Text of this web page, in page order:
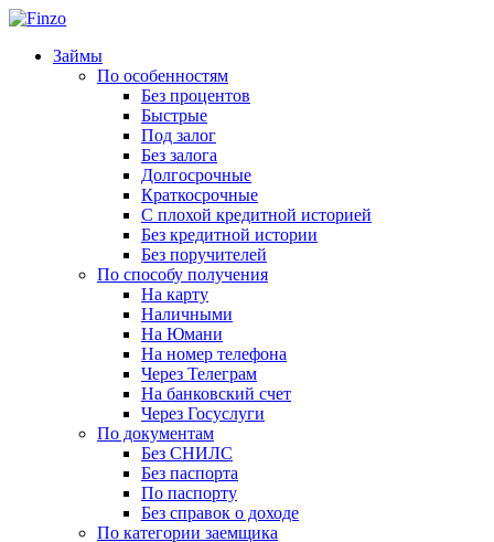
Займы
По особенностям
Без процентов
Быстрые
Под залог
Без залога
Долгосрочные
Краткосрочные
С плохой кредитной историей
Без кредитной истории
Без поручителей
По способу получения
На карту
Наличными
На Юмани
На номер телефона
Через Телеграм
На банковский счет
Через Госуслуги
По документам
Без СНИЛС
Без паспорта
По паспорту
Без справок о доходе
По категории заемщика